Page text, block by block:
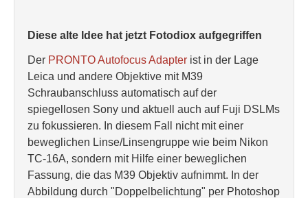
Diese alte Idee hat jetzt Fotodiox aufgegriffen
Der PRONTO Autofocus Adapter ist in der Lage
Leica und andere Objektive mit M39
Schraubanschluss automatisch auf der
spiegellosen Sony und aktuell auch auf Fuji DSLMs
zu fokussieren. In diesem Fall nicht mit einer
beweglichen Linse/Linsengruppe wie beim Nikon
TC-16A, sondern mit Hilfe einer beweglichen
Fassung, die das M39 Objektiv aufnimmt. In der
Abbildung durch "Doppelbelichtung" per Photoshop